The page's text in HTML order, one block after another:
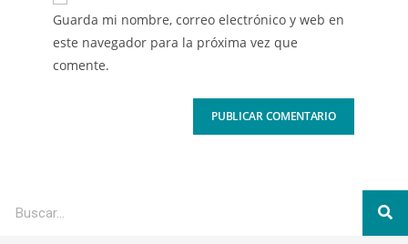
Guarda mi nombre, correo electrónico y web en
este navegador para la próxima vez que
comente.